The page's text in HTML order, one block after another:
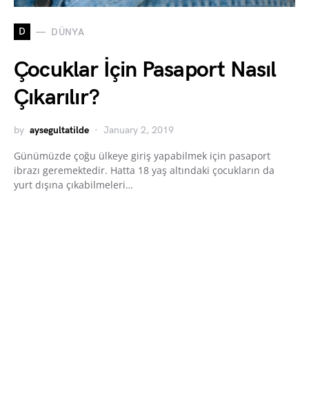
D DÜNYA
Çocuklar İçin Pasaport Nasıl
Çıkarılır?
by aysegultatilde January 2, 2019
Günümüzde çoğu ülkeye giriş yapabilmek için pasaport
ibrazı geremektedir. Hatta 18 yaş altındaki çocukların da
yurt dışına çıkabilmeleri…